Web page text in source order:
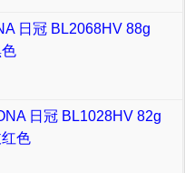
日冠 BL2068HV 88g
日冠 BL1028HV 82g
色